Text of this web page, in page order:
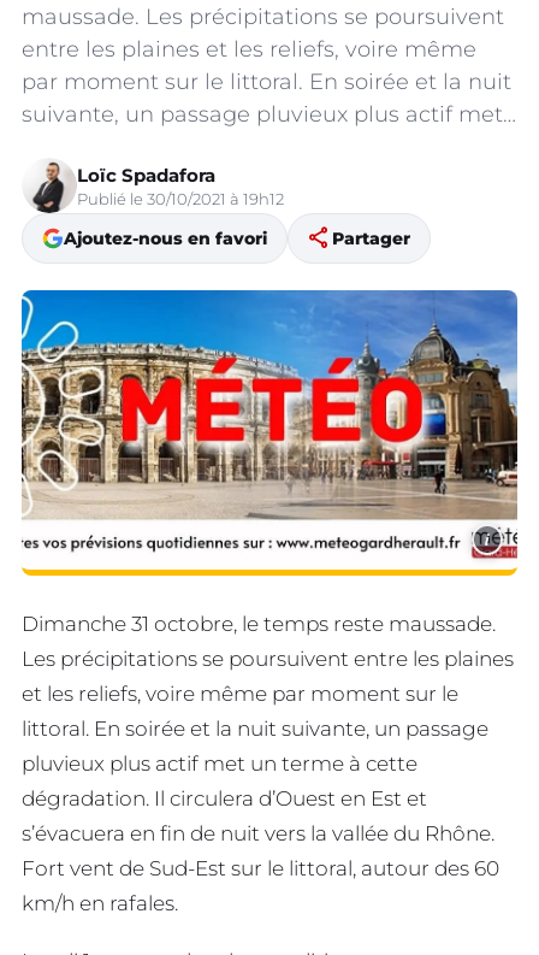
maussade. Les précipitations se poursuivent
entre les plaines et les reliefs, voire même
par moment sur le littoral. En soirée et la nuit
suivante, un passage pluvieux plus actif met…
Loïc Spadafora
Publié le 30/10/2021 à 19h12
Ajoutez-nous en favori share Partager
i
Dimanche 31 octobre, le temps reste maussade.
Les précipitations se poursuivent entre les plaines
et les reliefs, voire même par moment sur le
littoral. En soirée et la nuit suivante, un passage
pluvieux plus actif met un terme à cette
dégradation. Il circulera d’Ouest en Est et
s’évacuera en fin de nuit vers la vallée du Rhône.
Fort vent de Sud-Est sur le littoral, autour des 60
km/h en rafales.